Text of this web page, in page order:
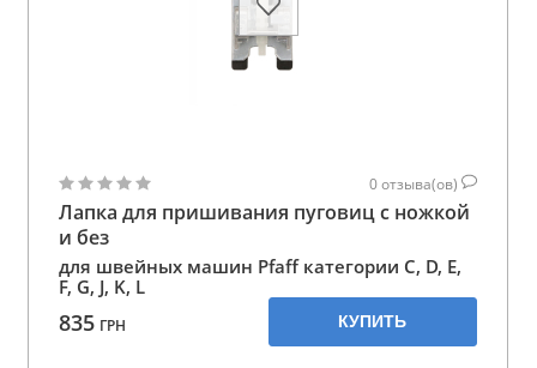
0отзыва(ов)
Лапка для пришивания пуговиц с ножкой
и без
для швейных машин Pfaff категории C, D, E,
F, G, J, K, L
835 ГРН КУПИТЬ